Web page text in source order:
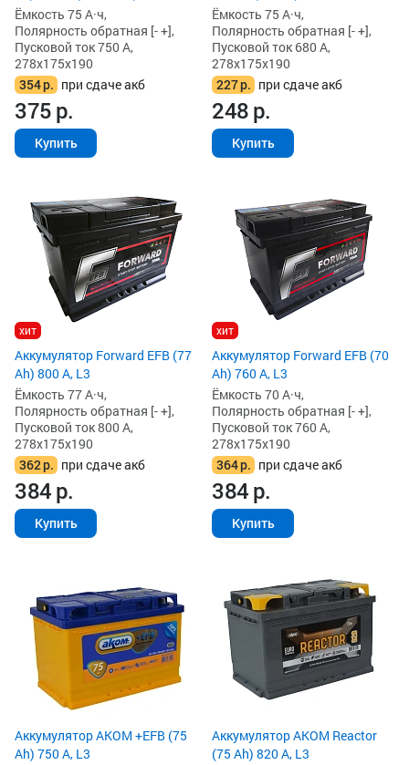
Ёмкость 75 А·ч,
Полярность обратная [- +],
Пусковой ток 750 А,
278x175x190
354р. при сдаче акб
375р.
Купить
Ёмкость 75 А·ч,
Полярность обратная [- +],
Пусковой ток 680 А,
278x175x190
227р. при сдаче акб
248р.
Купить
хит
Аккумулятор Forward EFB (77
Ah) 800 А, L3
Ёмкость 77 А·ч,
Полярность обратная [- +],
Пусковой ток 800 А,
278x175x190
362р. при сдаче акб
384р.
Купить
хит
Аккумулятор Forward EFB (70
Ah) 760 А, L3
Ёмкость 70 А·ч,
Полярность обратная [- +],
Пусковой ток 760 А,
278x175x190
364р. при сдаче акб
384р.
Купить
Аккумулятор AKOM +EFB (75
Ah) 750 А, L3
Аккумулятор AKOM Reactor
(75 Ah) 820 А, L3